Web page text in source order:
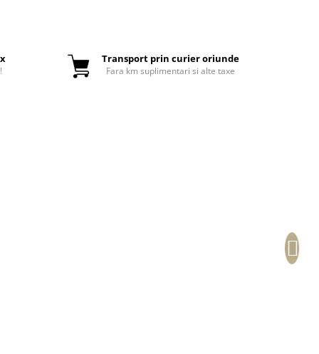
Transport prin curier oriunde
Fara km suplimentari si alte taxe